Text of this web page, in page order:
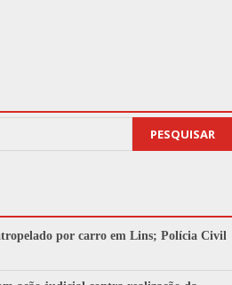
PESQUISAR
por carro em Lins; Polícia Civil